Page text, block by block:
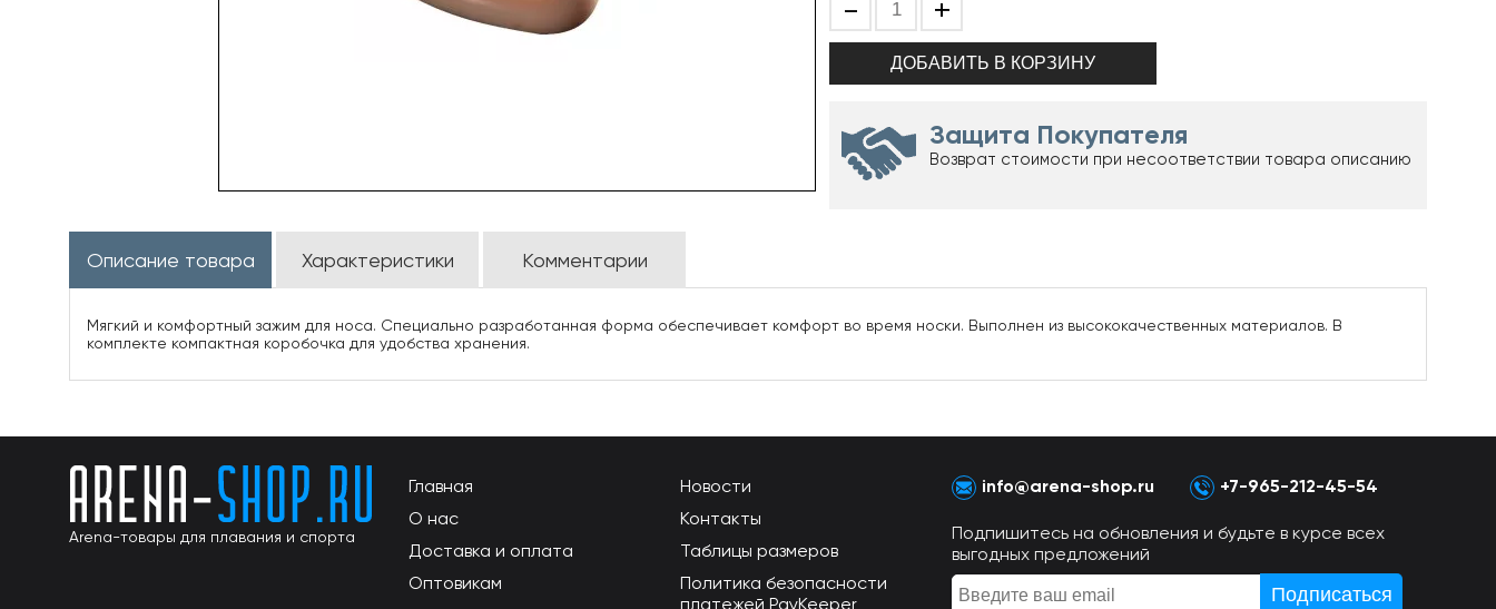
- +
Защита Покупателя
Возврат стоимости при несоответствии товара описанию
Описание товара Характеристики Комментарии
Мягкий и комфортный зажим для носа. Специально разработанная форма обеспечивает комфорт во время носки. Выполнен из высококачественных материалов. В
комплекте компактная коробочка для удобства хранения.
Arena-товары для плавания и спорта
Главная
О нас
Доставка и оплата
Оптовикам
Новости
Контакты
Таблицы размеров
Политика безопасности
платежей PayKeeper
info@arena-shop.ru +7-965-212-45-54
Подпишитесь на обновления и будьте в курсе всех
выгодных предложений